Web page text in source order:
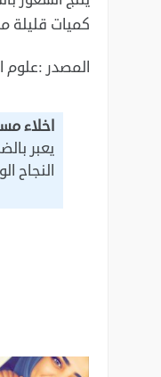
كميات قليلة
المصدر :علوم
اخلاء
يعبر
النجاح